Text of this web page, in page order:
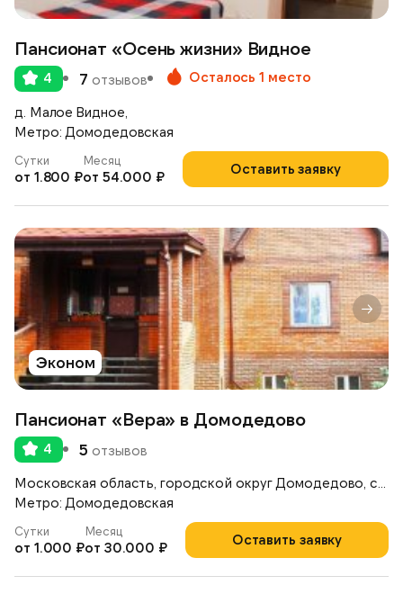
Пансионат «Осень жизни» Видное
4 7 отзывов Осталось 1 место
д. Малое Видное,
Метро: Домодедовская
Оставить заявку
Сутки
от 1.800 ₽
Месяц
от 54.000 ₽
Эконом
Пансионат «Вера» в Домодедово
4 5 отзывов
Метро: Домодедовская
Оставить заявку
Сутки
от 1.000 ₽
Месяц
от 30.000 ₽